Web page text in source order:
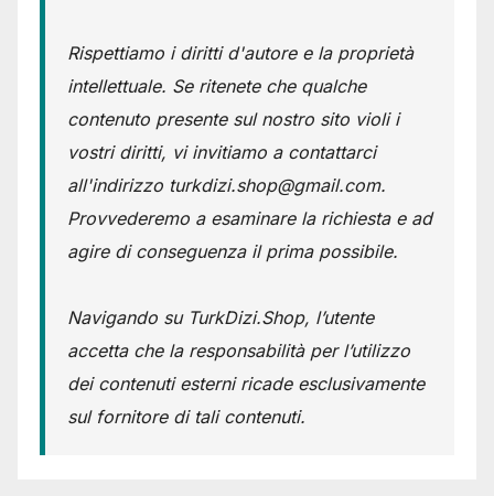
Rispettiamo i diritti d'autore e la proprietà
intellettuale. Se ritenete che qualche
contenuto presente sul nostro sito violi i
vostri diritti, vi invitiamo a contattarci
all'indirizzo turkdizi.shop@gmail.com.
Provvederemo a esaminare la richiesta e ad
agire di conseguenza il prima possibile.
Navigando su TurkDizi.Shop, l’utente
accetta che la responsabilità per l’utilizzo
dei contenuti esterni ricade esclusivamente
sul fornitore di tali contenuti.